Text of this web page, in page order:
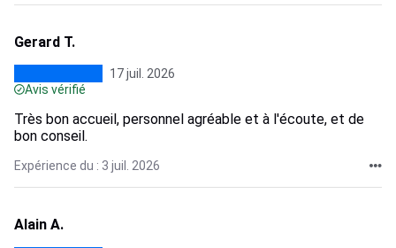
Gerard T.
17 juil. 2026
Avis vérifié
Très bon accueil, personnel agréable et à l'écoute, et de
bon conseil.
Expérience du : 3 juil. 2026
Alain A.